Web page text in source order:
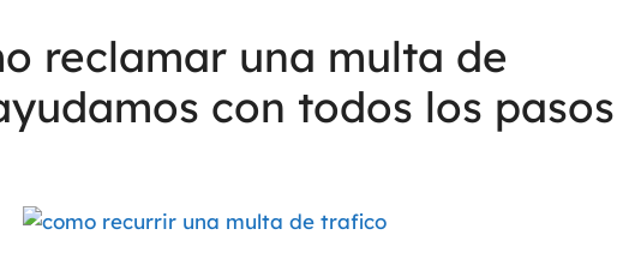
reclamar una multa de
con todos los pasos